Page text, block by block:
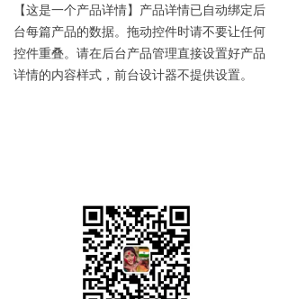
【这是一个产品详情】产品详情已自动绑定后
台每篇产品的数据。拖动控件时请不要让任何
控件重叠。请在后台产品管理直接设置好产品
详情的内容样式，前台设计器不提供设置。